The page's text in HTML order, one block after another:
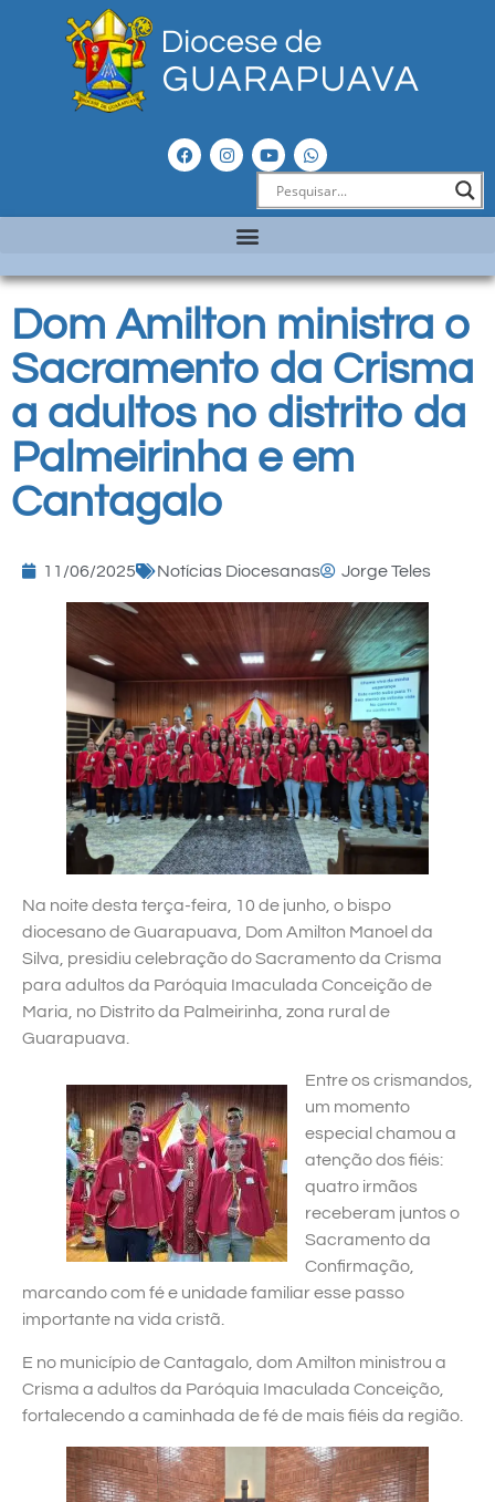
Dom Amilton ministra o
Sacramento da Crisma
a adultos no distrito da
Palmeirinha e em
Cantagalo
11/06/2025 Notícias Diocesanas Jorge Teles
Na noite desta terça-feira, 10 de junho, o bispo
diocesano de Guarapuava, Dom Amilton Manoel da
Silva, presidiu celebração do Sacramento da Crisma
para adultos da Paróquia Imaculada Conceição de
Maria, no Distrito da Palmeirinha, zona rural de
Guarapuava.
Entre os crismandos,
um momento
especial chamou a
atenção dos fiéis:
quatro irmãos
receberam juntos o
Sacramento da
Confirmação,
marcando com fé e unidade familiar esse passo
importante na vida cristã.
E no município de Cantagalo, dom Amilton ministrou a
Crisma a adultos da Paróquia Imaculada Conceição,
fortalecendo a caminhada de fé de mais fiéis da região.